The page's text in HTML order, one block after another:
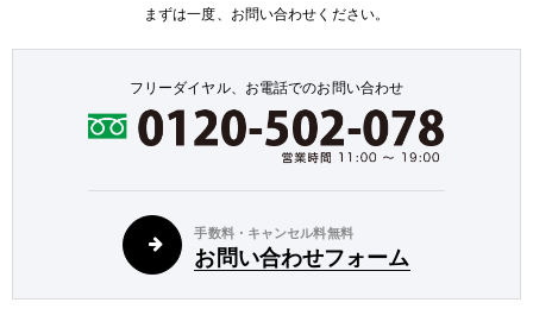
まずは一度、お問い合わせください。
フリーダイヤル、お電話でのお問い合わせ
手数料・キャンセル料無料
お問い合わせフォーム